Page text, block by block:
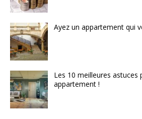
Ayez un appartement qui
Les 10 meilleures astuces
appartement !